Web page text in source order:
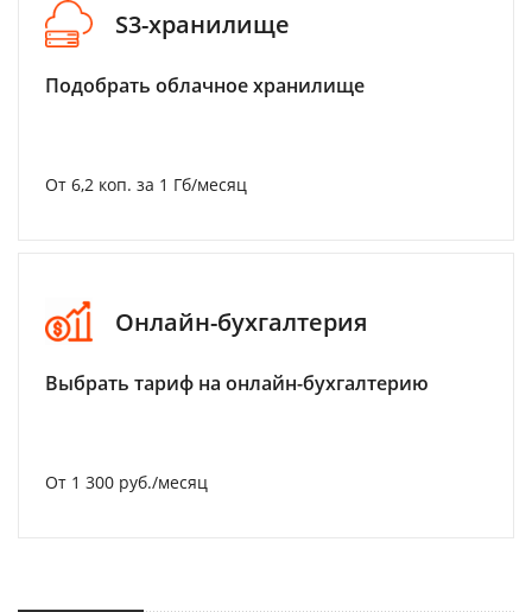
S3-хранилище
Подобрать облачное хранилище
От 6,2 коп. за 1 Гб/месяц
Онлайн-бухгалтерия
Выбрать тариф на онлайн-бухгалтерию
От 1 300 руб./месяц